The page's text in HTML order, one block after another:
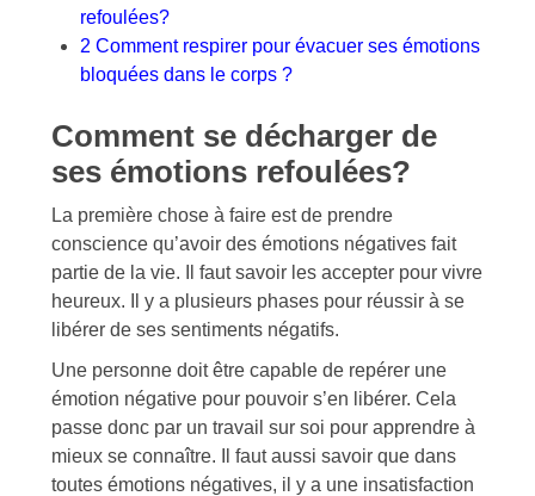
refoulées?
2 Comment respirer pour évacuer ses émotions
bloquées dans le corps ?
Comment se décharger de
ses émotions refoulées?
La première chose à faire est de prendre
conscience qu’avoir des émotions négatives fait
partie de la vie. Il faut savoir les accepter pour vivre
heureux. Il y a plusieurs phases pour réussir à se
libérer de ses sentiments négatifs.
Une personne doit être capable de repérer une
émotion négative pour pouvoir s’en libérer. Cela
passe donc par un travail sur soi pour apprendre à
mieux se connaître. Il faut aussi savoir que dans
toutes émotions négatives, il y a une insatisfaction